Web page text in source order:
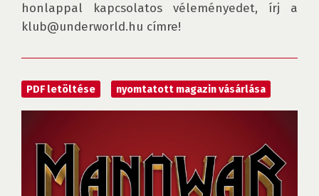
honlappal kapcsolatos véleményedet, írj a
klub@underworld.hu címre!
PDF letöltése nyomtatott magazin vásárlása